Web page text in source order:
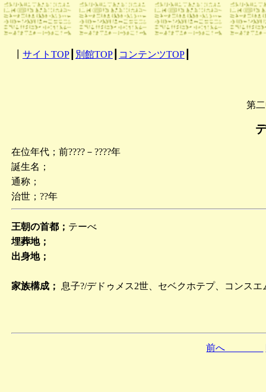
サイトTOP┃ 別館TOP┃ コンテンツTOP┃
第
在位年代；前????－????年
誕生名；
通称；
治世；??年
王朝の首都； テーべ
埋葬地；
出身地；
家族構成； 息子?/デドゥメス2世、セベクホテプ、コンス
前へ